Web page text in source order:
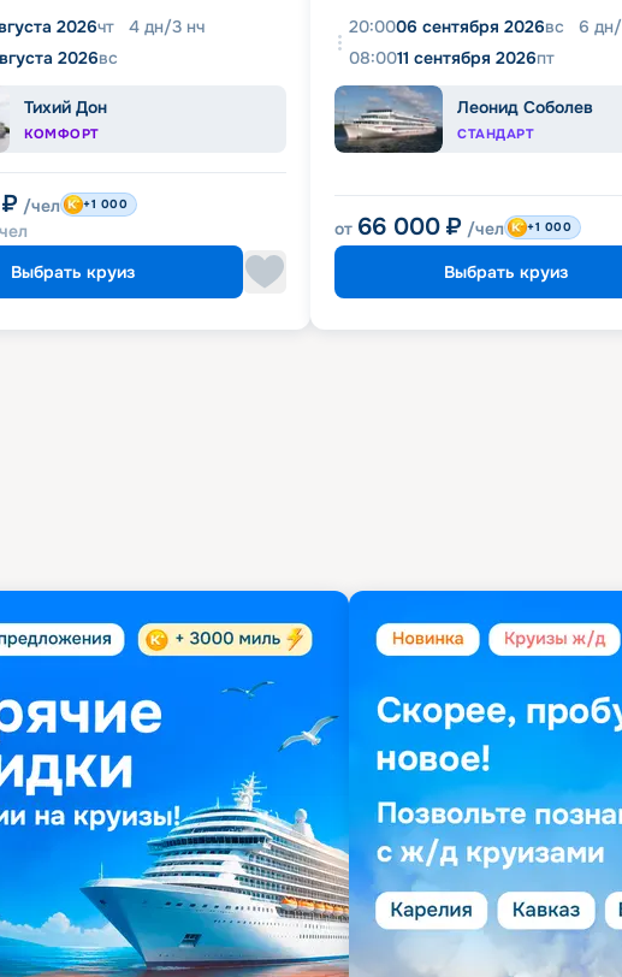
2026чт 4 дн/3 нч
2026вс
Тихий Дон
КОМФОРТ
₽ /чел +1 000
Выбрать круиз
20:0006 сентября 2026вс 6 дн/
08:0011 сентября 2026пт
Леонид Соболев
СТАНДАРТ
от 66 000 ₽ /чел +1 000
Выбрать круиз